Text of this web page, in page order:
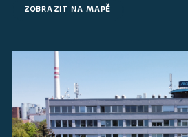
ZOBRAZIT NA MAPĚ